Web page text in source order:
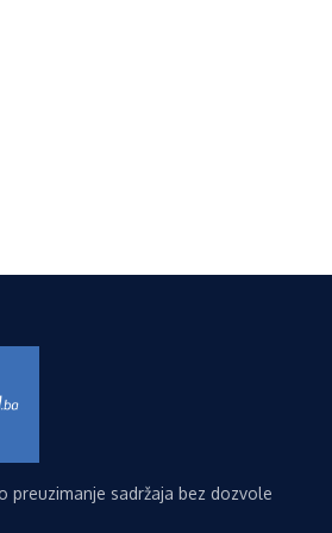
preuzimanje sadržaja bez dozvole